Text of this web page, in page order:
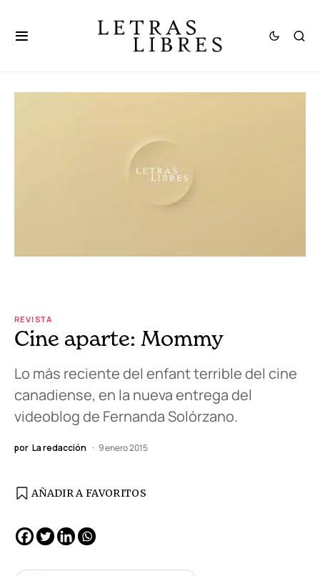
REVISTA
Cine aparte: Mommy
Lo más reciente del enfant terrible del cine
canadiense, en la nueva entrega del
videoblog de Fernanda Solórzano.
por La redacción 9 enero 2015
AÑADIR A FAVORITOS